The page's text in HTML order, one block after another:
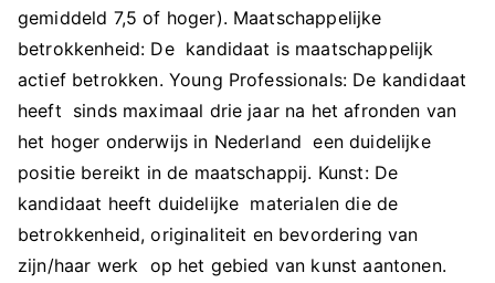
gemiddeld 7,5 of hoger). Maatschappelijke
betrokkenheid: De kandidaat is maatschappelijk
actief betrokken. Young Professionals: De kandidaat
heeft sinds maximaal drie jaar na het afronden van
het hoger onderwijs in Nederland een duidelijke
positie bereikt in de maatschappij. Kunst: De
kandidaat heeft duidelijke materialen die de
betrokkenheid, originaliteit en bevordering van
zijn/haar werk op het gebied van kunst aantonen.